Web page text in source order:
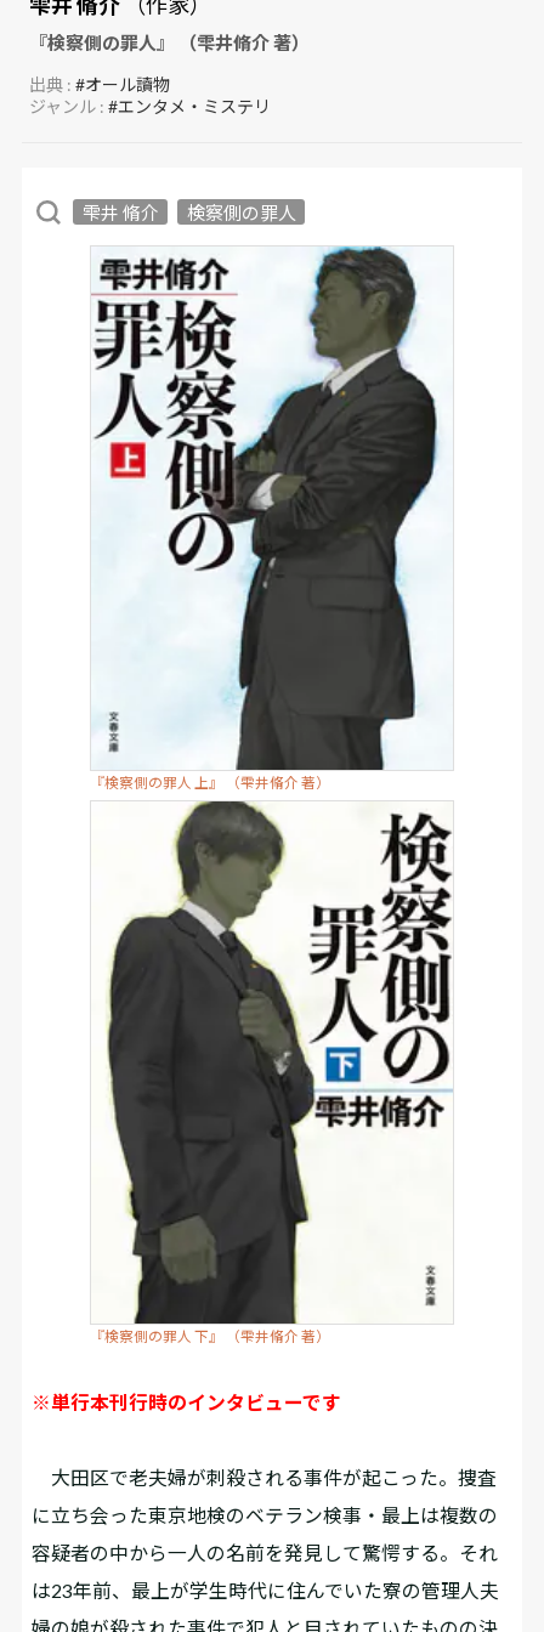
『検察側の罪人』 （雫井脩介 著）
出典 :#オール讀物
ジャンル :#エンタメ・ミステリ
雫井 脩介 検察側の罪人
『検察側の罪人 上』 （雫井脩介 著）
『検察側の罪人 下』 （雫井脩介 著）
※単行本刊行時のインタビューです
大田区で老夫婦が刺殺される事件が起こった。捜査
に立ち会った東京地検のベテラン検事・最上は複数の
容疑者の中から一人の名前を発見して驚愕する。それ
は23年前、最上が学生時代に住んでいた寮の管理人夫